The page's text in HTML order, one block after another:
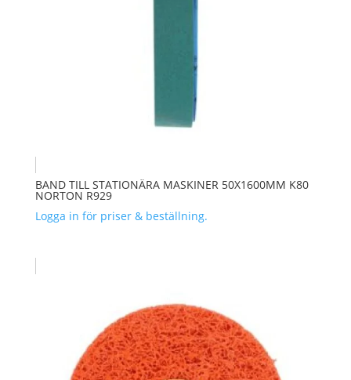
BAND TILL STATIONÄRA MASKINER 50X1600MM K80
NORTON R929
Logga in för priser & beställning.